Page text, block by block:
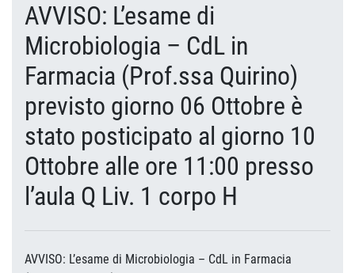
AVVISO: L’esame di
Microbiologia – CdL in
Farmacia (Prof.ssa Quirino)
previsto giorno 06 Ottobre è
stato posticipato al giorno 10
Ottobre alle ore 11:00 presso
l’aula Q Liv. 1 corpo H
AVVISO: L’esame di Microbiologia – CdL in Farmacia